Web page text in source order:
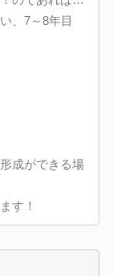
、7～8年目
成ができる場
す！